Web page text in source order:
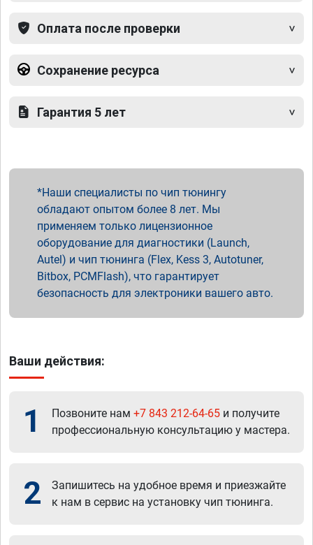
Оплата после проверки
Сохранение ресурса
Гарантия 5 лет
Наши специалисты по чип тюнингу
обладают опытом более 8 лет. Мы
применяем только лицензионное
оборудование для диагностики (Launch,
Autel) и чип тюнинга (Flex, Kess 3, Autotuner,
Bitbox, PCMFlash), что гарантирует
безопасность для электроники вашего авто.
Ваши действия:
1 Позвоните нам +7 843 212-64-65 и получите
профессиональную консультацию у мастера.
2
Запишитесь на удобное время и приезжайте
к нам в сервис на установку чип тюнинга.